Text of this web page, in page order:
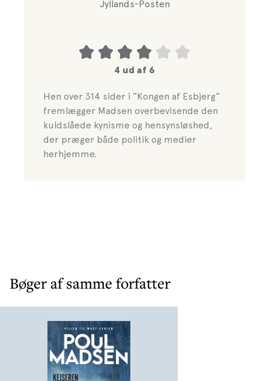
Jyllands-Posten
4 ud af 6
Hen over 314 sider i ”Kongen af Esbjerg”
fremlægger Madsen overbevisende den
kuldslåede kynisme og hensynsløshed,
der præger både politik og medier
herhjemme.
Bøger af samme forfatter